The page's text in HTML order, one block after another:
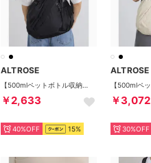
ALTROSE
￥2,633
40%OFF 15%
ALTROSE
￥3,072
30%OFF